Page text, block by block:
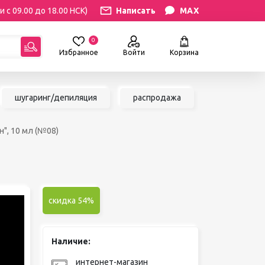
с 09.00 до 18.00 НСК) Написать MAX
Избранное
0
Войти Корзина
для
АКСЕССУАРЫ
Вазы и цветы
Декор для дома
шугаринг/депиляция распродажа
10 мл (№08)
скидка 54%
Наличие:
интернет-магазин